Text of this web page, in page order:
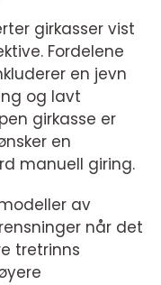
girkasser vist
Fordelene
en jevn
og lavt
girkasse er
en
manuell giring.
av
når det
tretrinns